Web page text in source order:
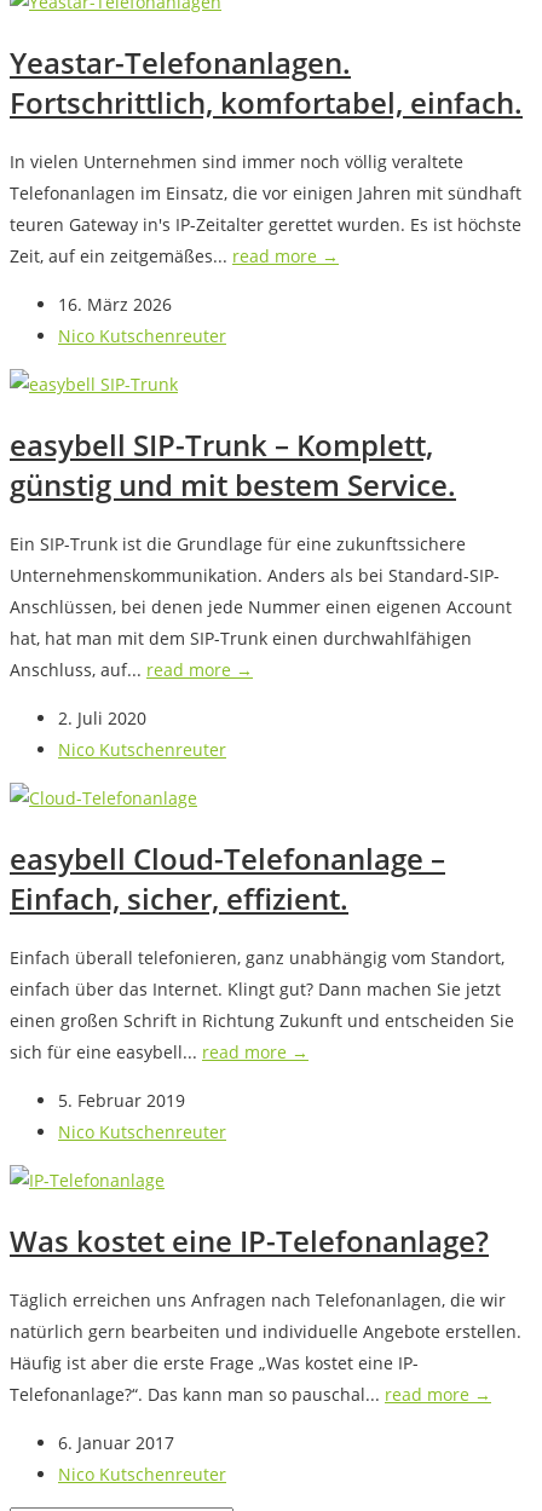
Yeastar-Telefonanlagen.
Fortschrittlich, komfortabel, einfach.
In vielen Unternehmen sind immer noch völlig veraltete
Telefonanlagen im Einsatz, die vor einigen Jahren mit sündhaft
teuren Gateway in's IP-Zeitalter gerettet wurden. Es ist höchste
Zeit, auf ein zeitgemäßes... read more →
16. März 2026
Nico Kutschenreuter
easybell SIP-Trunk – Komplett,
günstig und mit bestem Service.
Ein SIP-Trunk ist die Grundlage für eine zukunftssichere
Unternehmenskommunikation. Anders als bei Standard-SIP-
Anschlüssen, bei denen jede Nummer einen eigenen Account
hat, hat man mit dem SIP-Trunk einen durchwahlfähigen
Anschluss, auf... read more →
2. Juli 2020
Nico Kutschenreuter
easybell Cloud-Telefonanlage –
Einfach, sicher, effizient.
Einfach überall telefonieren, ganz unabhängig vom Standort,
einfach über das Internet. Klingt gut? Dann machen Sie jetzt
einen großen Schrift in Richtung Zukunft und entscheiden Sie
sich für eine easybell... read more →
5. Februar 2019
Nico Kutschenreuter
Was kostet eine IP-Telefonanlage?
Täglich erreichen uns Anfragen nach Telefonanlagen, die wir
natürlich gern bearbeiten und individuelle Angebote erstellen.
Häufig ist aber die erste Frage „Was kostet eine IP-
Telefonanlage?“. Das kann man so pauschal... read more →
6. Januar 2017
Nico Kutschenreuter